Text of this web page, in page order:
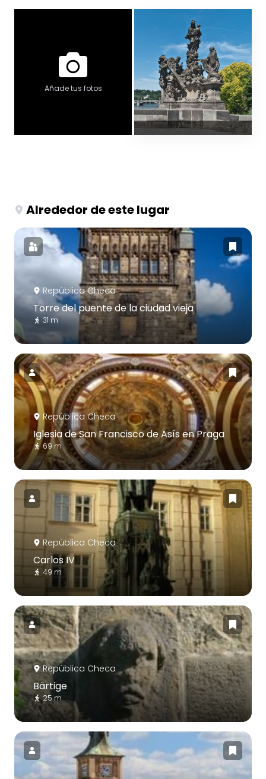
Añade tus fotos
Alrededor de este lugar
República Checa
Torre del puente de la ciudad vieja
31 m
República Checa
Iglesia de San Francisco de Asís en Praga
69 m
República Checa
Carlos IV
49 m
República Checa
Bärtige
25 m